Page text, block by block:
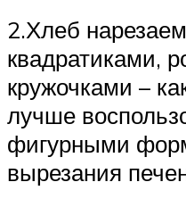
2.Хлеб
квадратиками,
кружочками –
лучше
фигурными
вырезания